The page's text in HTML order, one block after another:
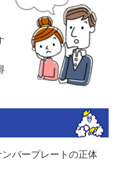
バープレートの正体